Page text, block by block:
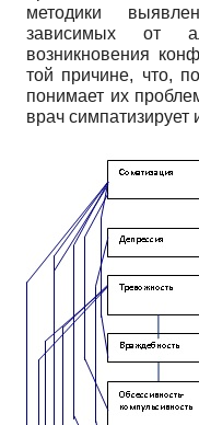
методики
зависимых от
возникновения
той причине, что,
понимает их
врач симпатизирует